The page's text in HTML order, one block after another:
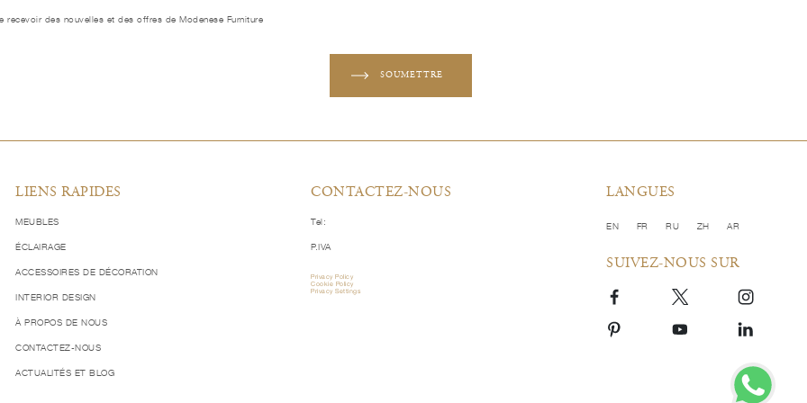
recevoir des nouvelles et des offres de Modenese Furniture
SOUMETTRE
LIENS RAPIDES
MEUBLES
ÉCLAIRAGE
ACCESSOIRES DE DÉCORATION
INTERIOR DESIGN
À PROPOS DE NOUS
CONTACTEZ-NOUS
ACTUALITÉS ET BLOG
CONTACTEZ-NOUS
Tel:
P.IVA
Privacy Policy
Cookie Policy
Privacy Settings
LANGUES
EN FR RU ZH AR
SUIVEZ-NOUS SUR